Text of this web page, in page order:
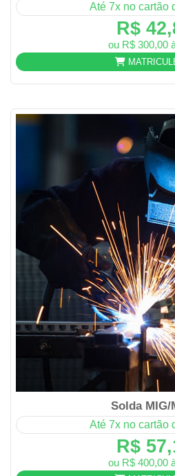
Até 7x no cartão
R$
ou R$ 300,00
Solda MIG/
Até 7x no cartão
R$
ou R$ 400,00